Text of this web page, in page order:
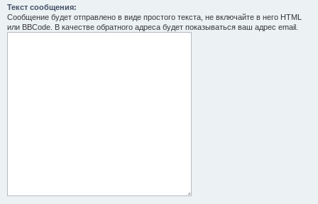
Текст сообщения:
Сообщение будет отправлено в виде простого текста, не включайте в него HTML
или BBCode. В качестве обратного адреса будет показываться ваш адрес email.